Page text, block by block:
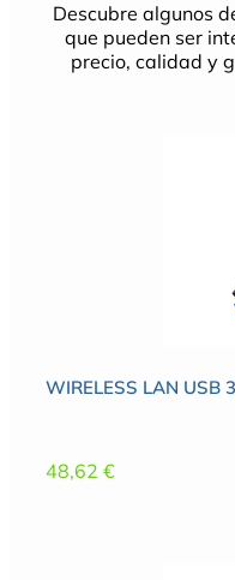
Descubre algunos
que pueden ser
precio, calidad y
WIRELESS LAN USB
48,62 €